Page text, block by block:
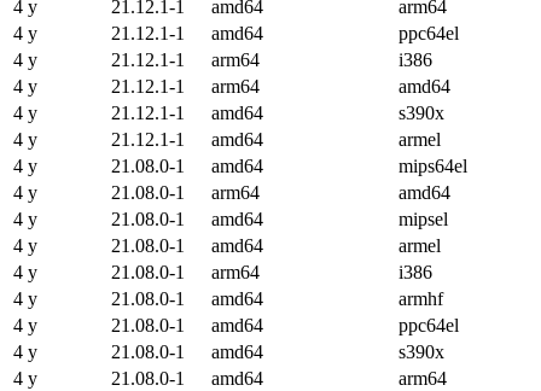
4 y 21.12.1-1 amd64
arm64
4 y
21.12.1-1 amd64
ppc64el
4 y
21.12.1-1 arm64
i386
4 y
21.12.1-1 arm64
amd64
4 y
21.12.1-1 amd64
s390x
4 y
21.12.1-1 amd64
armel
4 y
21.08.0-1 amd64
mips64el
4 y
21.08.0-1 arm64
amd64
4 y
21.08.0-1 amd64
mipsel
4 y
21.08.0-1 amd64
armel
4 y
21.08.0-1 arm64
i386
4 y
21.08.0-1 amd64
armhf
4 y
21.08.0-1 amd64
ppc64el
4 y
21.08.0-1 amd64
s390x
4 y
21.08.0-1 amd64
arm64